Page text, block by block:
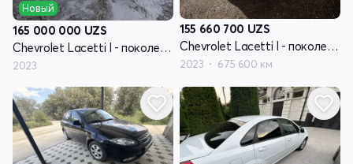
Новый
165 000 000 UZS
Chevrolet Lacetti I - поколение рестайлинг
2023
155 660 700 UZS
Chevrolet Lacetti I - поколение рестайлинг
2023 675 600 км